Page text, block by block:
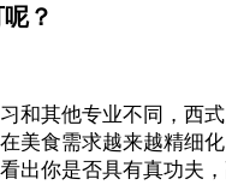
？
和其他专业不同，西
美食需求越来越精细
出你是否具有真功夫